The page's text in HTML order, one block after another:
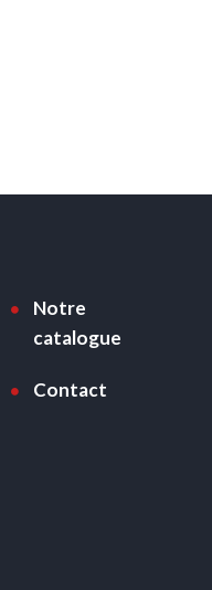
Notre
catalogue
Contact